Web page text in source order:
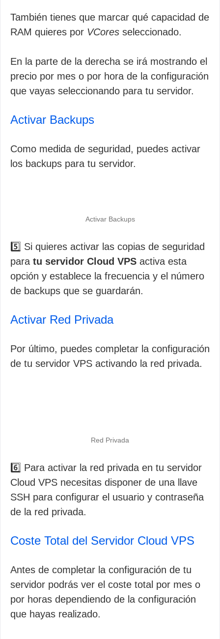
También tienes que marcar qué capacidad de
RAM quieres por VCores seleccionado.
En la parte de la derecha se irá mostrando el
precio por mes o por hora de la configuración
que vayas seleccionando para tu servidor.
Activar Backups
Como medida de seguridad, puedes activar
los backups para tu servidor.
Activar Backups
5️⃣ Si quieres activar las copias de seguridad
para tu servidor Cloud VPS activa esta
opción y establece la frecuencia y el número
de backups que se guardarán.
Activar Red Privada
Por último, puedes completar la configuración
de tu servidor VPS activando la red privada.
Red Privada
6️⃣ Para activar la red privada en tu servidor
Cloud VPS necesitas disponer de una llave
SSH para configurar el usuario y contraseña
de la red privada.
Coste Total del Servidor Cloud VPS
Antes de completar la configuración de tu
servidor podrás ver el coste total por mes o
por horas dependiendo de la configuración
que hayas realizado.